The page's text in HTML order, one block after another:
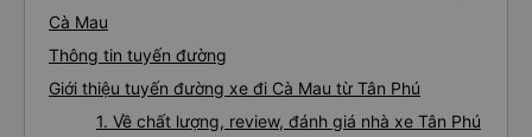
Cà Mau
Thông tin tuyến đường
Giới thiệu tuyến đường xe đi Cà Mau từ Tân Phú
1. Về chất lượng, review, đánh giá nhà xe Tân Phú